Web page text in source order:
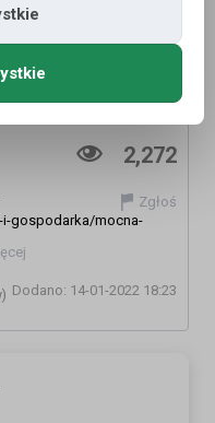
2,272
Zgłoś
gospodarka/mocna-
nowy-rok-na-plusie-
i-gospodarka/zakaz-
tragiczna-sytuacja-
polska-i-rumunia-
Dodano: 14-01-2022 18:23